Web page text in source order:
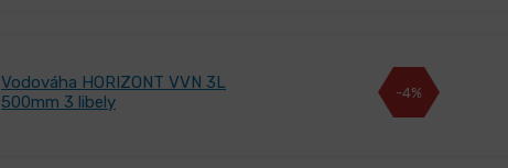
Vodováha HORIZONT VVN 3L
500mm 3 libely
-4%